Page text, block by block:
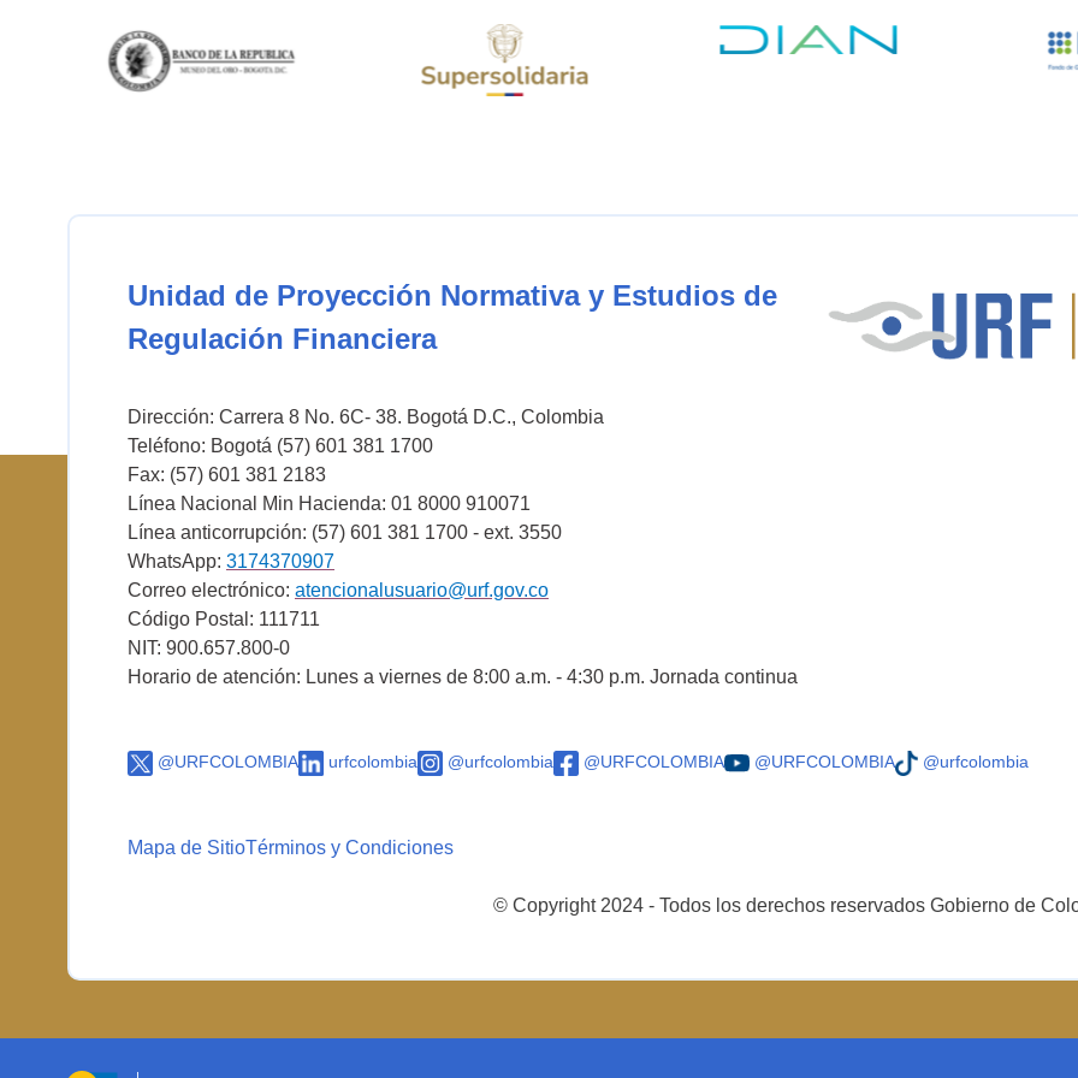
Unidad de Proyección Normativa y Estudios de
Regulación Financiera
Dirección: Carrera 8 No. 6C- 38. Bogotá D.C., Colombia
Teléfono: Bogotá (57) 601 381 1700
Fax: (57) 601 381 2183
Línea Nacional Min Hacienda: 01 8000 910071
Línea anticorrupción: (57) 601 381 1700 - ext. 3550
WhatsApp: 3174370907
Correo electrónico: atencionalusuario@urf.gov.co
Código Postal: 111711
NIT: 900.657.800-0
Horario de atención: Lunes a viernes de 8:00 a.m. - 4:30 p.m. Jornada continua
@URFCOLOMBIA urfcolombia @urfcolombia @URFCOLOMBIA @URFCOLOMBIA @urfcolombia
Mapa de SitioTérminos y Condiciones
© Copyright 2024 - Todos los derechos reservados Gobierno de